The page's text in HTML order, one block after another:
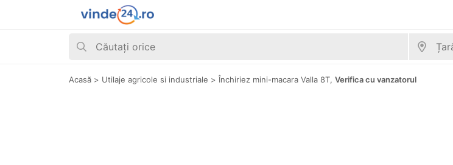
Acasă > Utilaje agricole si industriale > Închiriez mini-macara Valla 8T, Verifica cu vanzatorul